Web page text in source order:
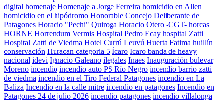
digital homenaje Homenaje a Jorge Ferreira homicidio en Allen
homicidio en el hipódromo Honorable Concejo Deliberante de
Patagones Horacio "Pechi" Quiroga Horacio Otero -CGT- horcas
HORNE Horrendum Vermis Hospital Pedro Ecay hospital Zatti
Hospital Zatti de Viedma Hotel Currú Leuvú Huerta Fatima huillín
conservación Huracan categoria 5 Ícaro Icaro banda de heavy
nacional idevi Ignacio Galeano ilegales Inaes Inauguración bulevar
Moreno incendio incendio auto PS Río Negro incendio barrio zatti
de viedma incendio en el Tiro Federal Patagones incendio en La
Baliza Incendio en la calle mitre incendio en patagones Incendio en
Patagones 24 de julio 2026 incendio patagones incendio villalonga